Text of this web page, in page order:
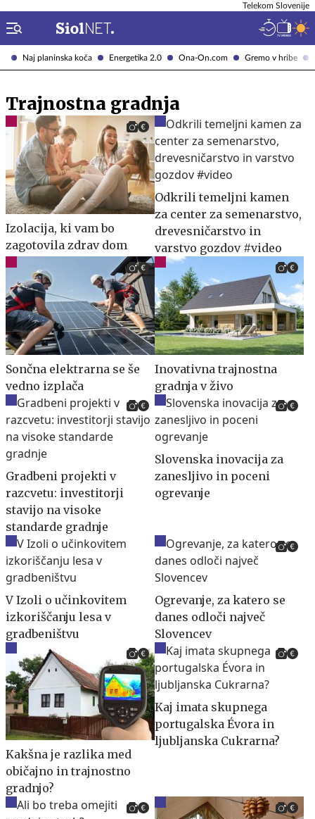
Naj planinska koča Energetika 2.0 Ona-On.com Gremo v hribe
Telekom Slovenije
Trajnostna gradnja
Izolacija, ki vam bo
zagotovila zdrav dom
Odkrili temeljni kamen
za center za semenarstvo,
drevesničarstvo in
varstvo gozdov #video
Sončna elektrarna se še
vedno izplača
Inovativna trajnostna
gradnja v živo
Gradbeni projekti v
razcvetu: investitorji
stavijo na visoke
standarde gradnje
Slovenska inovacija za
zanesljivo in poceni
ogrevanje
V Izoli o učinkovitem
izkoriščanju lesa v
gradbeništvu
Ogrevanje, za katero se
danes odloči največ
Slovencev
Kakšna je razlika med
običajno in trajnostno
gradnjo?
Kaj imata skupnega
portugalska Évora in
ljubljanska Cukrarna?